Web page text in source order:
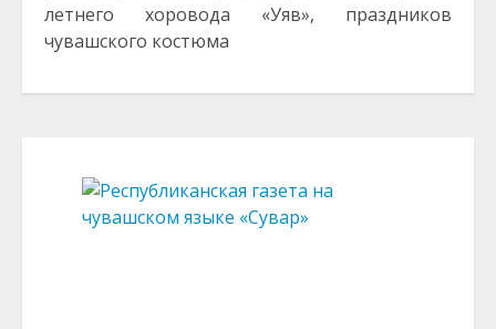
летнего хоровода «Уяв», праздников
чувашского костюма